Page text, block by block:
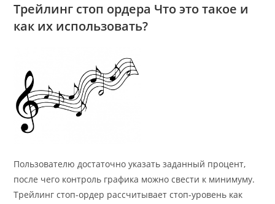
Трейлинг стоп ордера Что это такое и
как их использовать?
Пользователю достаточно указать заданный процент,
после чего контроль графика можно свести к минимуму.
Трейлинг стоп-ордер рассчитывает стоп-уровень как